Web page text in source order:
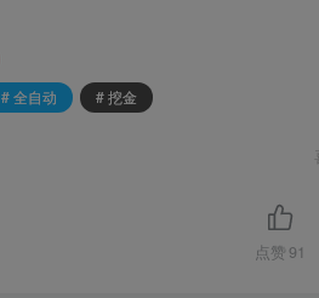
# 全自动 # 挖金
点赞 91